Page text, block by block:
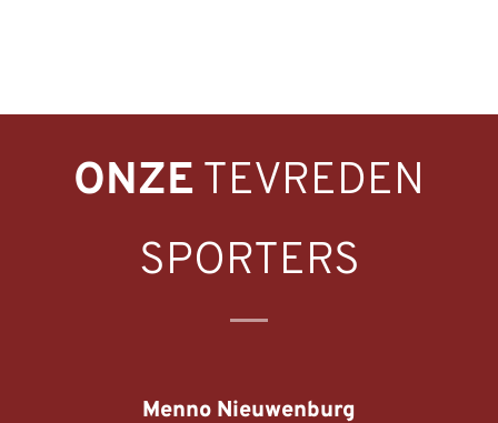
ONZE TEVREDEN
SPORTERS
Menno Nieuwenburg